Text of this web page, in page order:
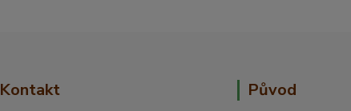
Kontakt Původ